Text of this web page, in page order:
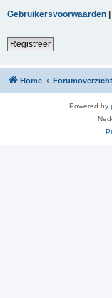
Gebruikersvoorwaarden |
Registreer
Home Forumoverzicht
Powered by